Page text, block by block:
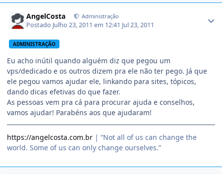
AngelCosta Administração
Postado Julho 23, 2011 em 12:41 Jul 23, 2011
ADMINISTRAÇÃO
Eu acho inútil quando alguém diz que pegou um
vps/dedicado e os outros dizem pra ele não ter pego. Já que
ele pegou vamos ajudar ele, linkando para sites, tópicos,
dando dicas efetivas do que fazer.
As pessoas vem pra cá para procurar ajuda e conselhos,
vamos ajudar! Parabéns aos que ajudaram!
https://angelcosta.com.br | “Not all of us can change the
world. Some of us can only change ourselves.”